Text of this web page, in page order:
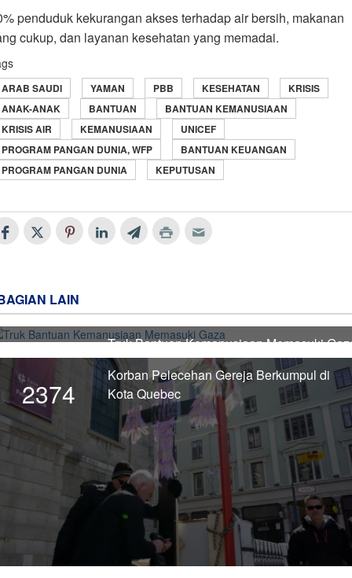
penduduk kekurangan akses terhadap air bersih, makanan
cukup, dan layanan kesehatan yang memadai.
ARAB SAUDI YAMAN PBB KESEHATAN
KRISIS
ANAK-ANAK
BANTUAN
BANTUAN KEMANUSIAAN
KRISIS AIR
KEMANUSIAAN
UNICEF
PROGRAM PANGAN DUNIA, WFP
BANTUAN KEUANGAN
PROGRAM PANGAN DUNIA
KEPUTUSAN
LAIN
2375
Truk Bantuan Kemanusiaan Memasuki
2374
Korban Pelecehan Gereja Berkumpul di
Kota Quebec